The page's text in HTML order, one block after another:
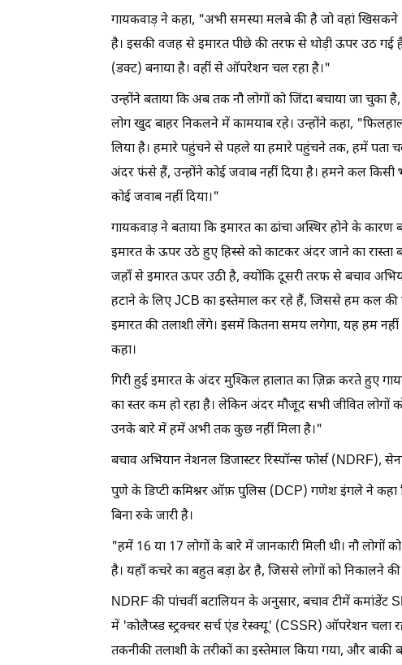
गायकवाड़ ने कहा, "अभी समस्या मलबे की है जो वहां खिसकने
है। इसकी वजह से इमारत पीछे की तरफ से थोड़ी ऊपर उठ गई
(डक्ट) बनाया है। वहीं से ऑपरेशन चल रहा है।"
उन्होंने बताया कि अब तक नौ लोगों को जिंदा बचाया जा
लोग खुद बाहर निकलने में कामयाब रहे। उन्होंने कहा,
लिया है। हमारे पहुंचने से पहले या हमारे पहुंचने तक, हमें पता
अंदर फंसे हैं, उन्होंने कोई जवाब नहीं दिया है। हमने कल
कोई जवाब नहीं दिया।"
गायकवाड़ ने बताया कि इमारत का ढांचा अस्थिर होने के
इमारत के ऊपर उठे हुए हिस्से को काटकर अंदर जाने का
जहाँ से इमारत ऊपर उठी है, क्योंकि दूसरी तरफ से बचाव
हटाने के लिए JCB का इस्तेमाल कर रहे हैं, जिससे हम कल की
इमारत की तलाशी लेंगे। इसमें कितना समय लगेगा, यह हम
कहा।
गिरी हुई इमारत के अंदर मुश्किल हालात का ज़िक्र करते हुए
का स्तर कम हो रहा है। लेकिन अंदर मौजूद सभी जीवित लोगों को
उनके बारे में हमें अभी तक कुछ नहीं मिला है।"
बचाव अभियान नेशनल डिजास्टर रिस्पॉन्स फोर्स (NDRF),
पुणे के डिप्टी कमिश्नर ऑफ़ पुलिस (DCP) गणेश इंगले ने कहा
बिना रुके जारी है।
"हमें 16 या 17 लोगों के बारे में जानकारी मिली थी। नौ लोगों
है। यहाँ कचरे का बहुत बड़ा ढेर है, जिससे लोगों को निकालने की
NDRF की पांचवीं बटालियन के अनुसार, बचाव टीमें कमांडेंट
में 'कोलैप्स्ड स्ट्रक्चर सर्च एंड रेस्क्यू' (CSSR) ऑपरेशन चला
तकनीकी तलाशी के तरीकों का इस्तेमाल किया गया, और बाकी